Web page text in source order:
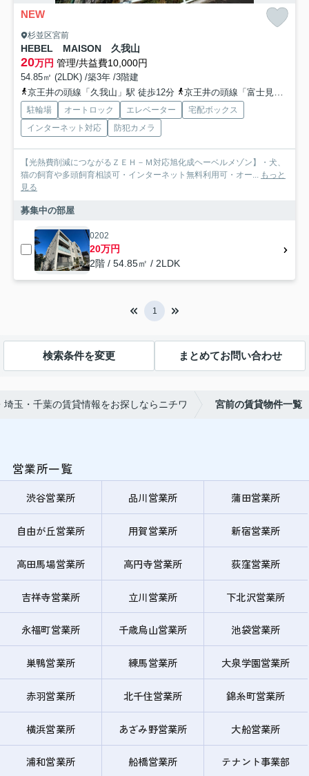
NEW
杉並区宮前
HEBEL MAISON 久我山
20万円 管理/共益費10,000円
54.85㎡ (2LDK) /築3年 /3階建
京王井の頭線「久我山」駅 徒歩12分
京王井の頭線「富士見ヶ丘」駅 徒歩16分
駐輪場 オートロック エレベーター
宅配ボックス
インターネット対応
防犯カメラ
【光熱費削減につながるＺＥＨ－Ｍ対応旭化成ヘーベルメゾン】・犬、
猫の飼育や多頭飼育相談可・インターネット無料利用可・オー... もっと
見る
募集中の部屋
0202
20万円
2階 / 54.85㎡ / 2LDK
1
検索条件を変更 まとめてお問い合わせ
埼玉・千葉の賃貸情報をお探しならニチワ 宮前の賃貸物件一覧
営業所一覧
渋谷営業所 品川営業所 蒲田営業所
自由が丘営業所 用賀営業所 新宿営業所
高田馬場営業所 高円寺営業所 荻窪営業所
吉祥寺営業所 立川営業所 下北沢営業所
永福町営業所 千歳烏山営業所 池袋営業所
巣鴨営業所 練馬営業所 大泉学園営業所
赤羽営業所 北千住営業所 錦糸町営業所
横浜営業所 あざみ野営業所 大船営業所
浦和営業所 船橋営業所 テナント事業部